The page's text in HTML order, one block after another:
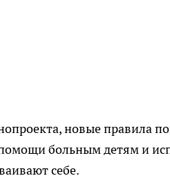
новые правила
больным детям и
себе.